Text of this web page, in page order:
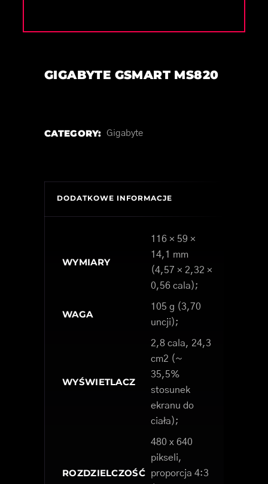
GIGABYTE GSMART MS820
CATEGORY: Gigabyte
DODATKOWE INFORMACJE
WYMIARY
116 × 59 ×
14,1 mm
(4,57 × 2,32 ×
0,56 cala);
WAGA
105 g (3,70
uncji);
WYŚWIETLACZ
2,8 cala, 24,3
cm2 (~
35,5%
stosunek
ekranu do
ciała);
ROZDZIELCZOŚĆ
480 x 640
pikseli,
proporcja 4:3